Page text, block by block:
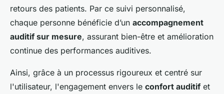
retours des patients. Par ce suivi personnalisé,
chaque personne bénéficie d’un accompagnement
auditif sur mesure, assurant bien-être et amélioration
continue des performances auditives.
Ainsi, grâce à un processus rigoureux et centré sur
l'utilisateur, l'engagement envers le confort auditif et